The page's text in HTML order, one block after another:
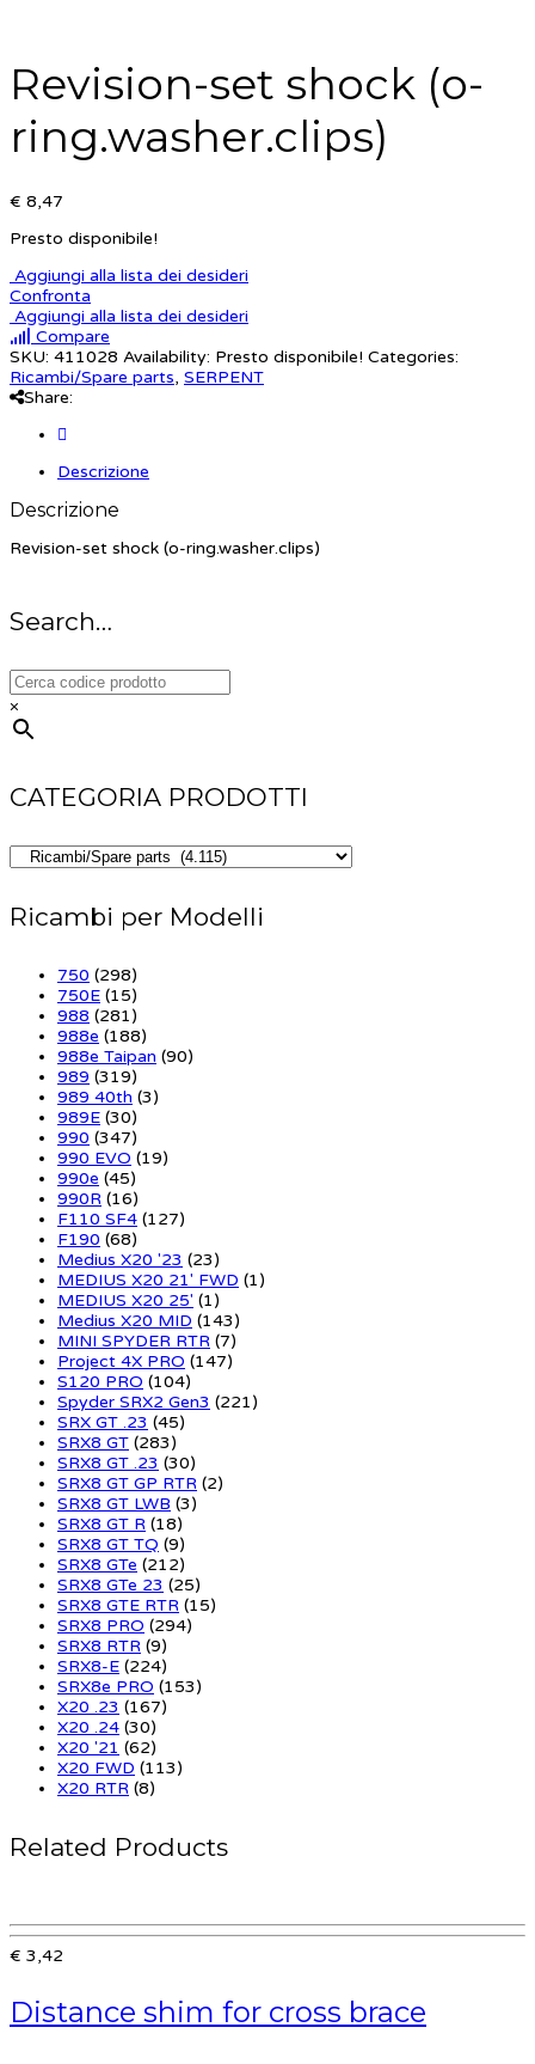
Revision-set shock (o-
ring.washer.clips)
€ 8,47
Presto disponibile!
Aggiungi alla lista dei desideri
Confronta
Aggiungi alla lista dei desideri
Compare
SKU: 411028 Availability: Presto disponibile! Categories:
Ricambi/Spare parts, SERPENT
Share:
Descrizione
Descrizione
Revision-set shock (o-ring.washer.clips)
Search…
×
CATEGORIA PRODOTTI
Ricambi per Modelli
750 (298)
750E (15)
988 (281)
988e (188)
988e Taipan (90)
989 (319)
989 40th (3)
989E (30)
990 (347)
990 EVO (19)
990e (45)
990R (16)
F110 SF4 (127)
F190 (68)
Medius X20 '23 (23)
MEDIUS X20 21' FWD (1)
MEDIUS X20 25' (1)
Medius X20 MID (143)
MINI SPYDER RTR (7)
Project 4X PRO (147)
S120 PRO (104)
Spyder SRX2 Gen3 (221)
SRX GT .23 (45)
SRX8 GT (283)
SRX8 GT .23 (30)
SRX8 GT GP RTR (2)
SRX8 GT LWB (3)
SRX8 GT R (18)
SRX8 GT TQ (9)
SRX8 GTe (212)
SRX8 GTe 23 (25)
SRX8 GTE RTR (15)
SRX8 PRO (294)
SRX8 RTR (9)
SRX8-E (224)
SRX8e PRO (153)
X20 .23 (167)
X20 .24 (30)
X20 '21 (62)
X20 FWD (113)
X20 RTR (8)
Related Products
€ 3,42
Distance shim for cross brace